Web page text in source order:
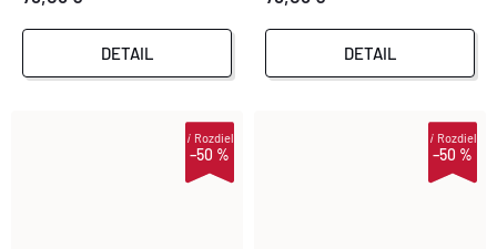
DETAIL DETAIL
–50 %
iRozdiel
–50 %
iRozdiel